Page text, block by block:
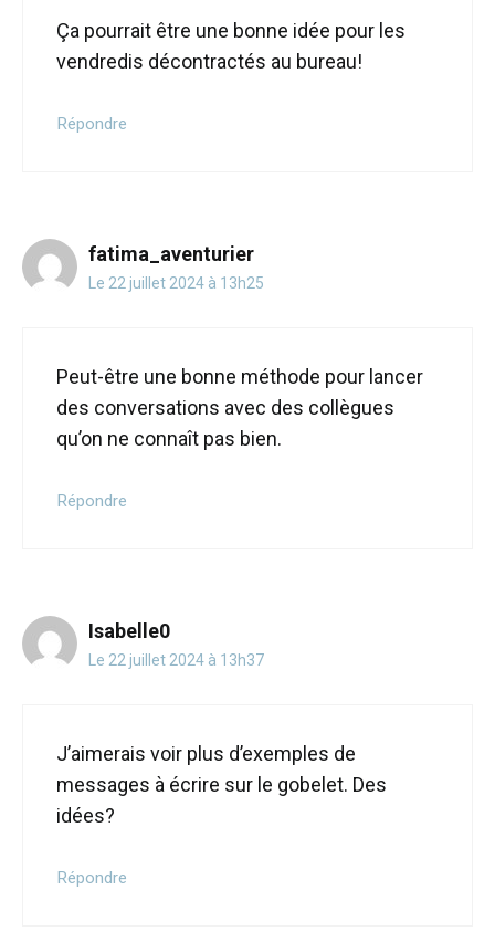
Ça pourrait être une bonne idée pour les
vendredis décontractés au bureau!
Répondre
fatima_aventurier
Le 22 juillet 2024 à 13h25
Peut-être une bonne méthode pour lancer
des conversations avec des collègues
qu’on ne connaît pas bien.
Répondre
Isabelle0
Le 22 juillet 2024 à 13h37
J’aimerais voir plus d’exemples de
messages à écrire sur le gobelet. Des
idées?
Répondre